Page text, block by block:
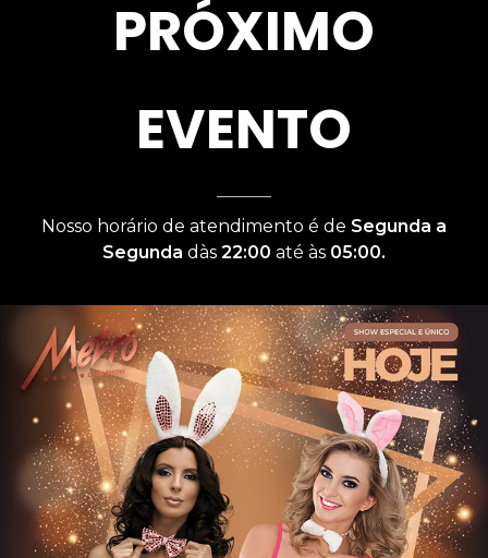
PRÓXIMO
EVENTO
Nosso horário de atendimento é de Segunda a
Segunda dàs 22:00 até às 05:00.